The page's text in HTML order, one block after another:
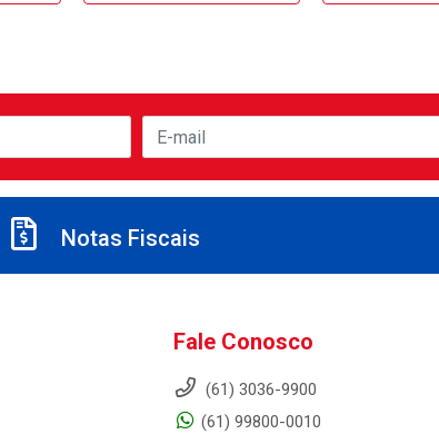
Notas Fiscais
Fale Conosco
(61) 3036-9900
(61) 99800-0010